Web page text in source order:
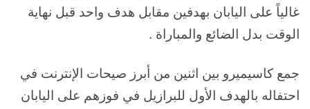
غالياً على اليابان بهدفين مقابل هدف واحد قبل نهاية
الوقت بدل الضائع والمباراة .
جمع كاسيميرو بين اثنين من أبرز صيحات الإنترنت في
احتفاله بالهدف الأول للبرازيل في فوزهم على اليابان